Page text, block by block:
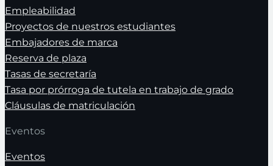
Empleabilidad
Proyectos de nuestros estudiantes
Embajadores de marca
Reserva de plaza
Tasas de secretaría
Tasa por prórroga de tutela en trabajo de grado
Cláusulas de matriculación
Eventos
Eventos